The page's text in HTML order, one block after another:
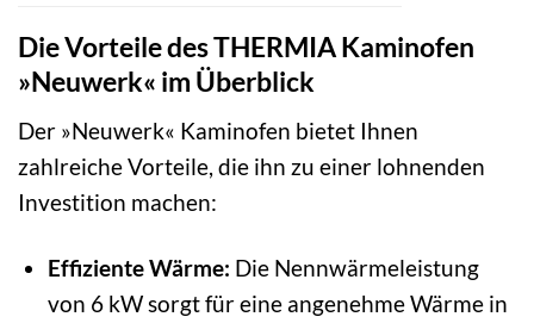
Die Vorteile des THERMIA Kaminofen
»Neuwerk« im Überblick
Der »Neuwerk« Kaminofen bietet Ihnen
zahlreiche Vorteile, die ihn zu einer lohnenden
Investition machen:
Effiziente Wärme: Die Nennwärmeleistung
von 6 kW sorgt für eine angenehme Wärme in